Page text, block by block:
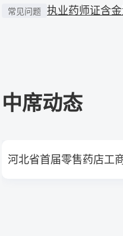
常见问题 执业药师证含金
中席动态